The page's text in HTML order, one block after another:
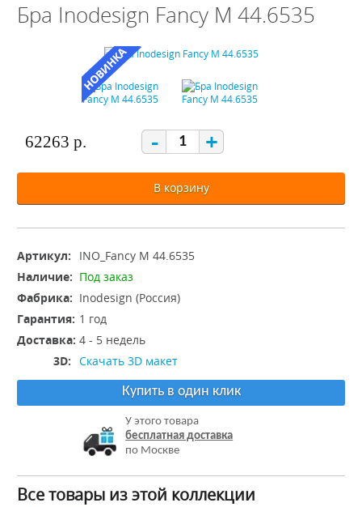
Бра Inodesign Fancy M 44.6535
62263 р. - +
В корзину
Артикул:
INO_Fancy M 44.6535
Наличие: Под заказ
Фабрика: Inodesign (Россия)
Гарантия: 1 год
Доставка: 4 - 5 недель
3D: Скачать 3D макет
Купить в один клик
У этого товара
бесплатная доставка
по Москве
Все товары из этой коллекции